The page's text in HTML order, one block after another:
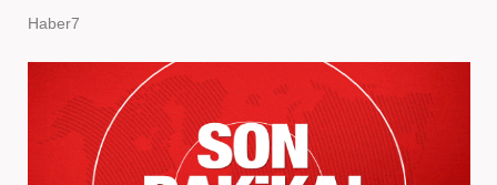
Haber7